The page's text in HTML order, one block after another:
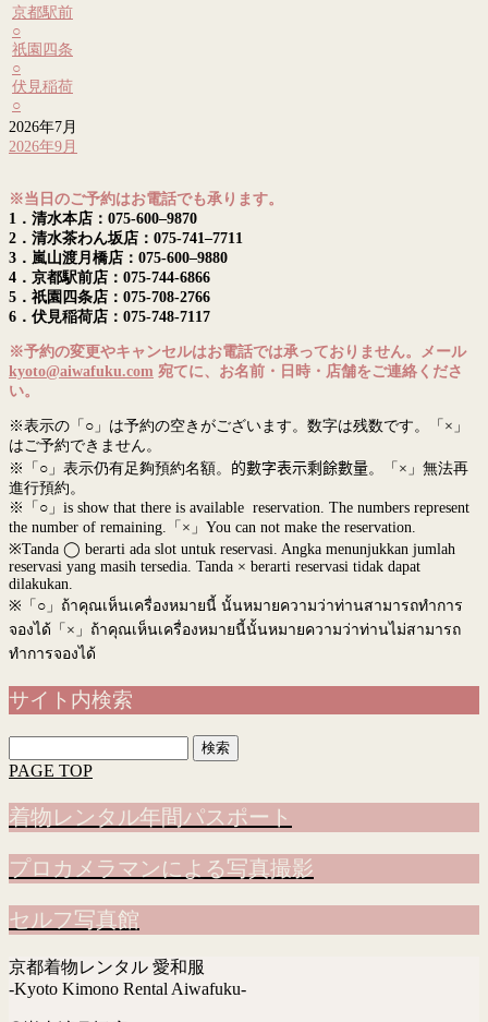
京都駅前
○
祇園四条
○
伏見稲荷
○
2026年7月
2026年9月
※当日のご予約はお電話でも承ります。
1．清水本店：075-600–9870
2．清水茶わん坂店：075-741–7711
3．嵐山渡月橋店：075-600–9880
4．京都駅前店：075-744-6866
5．祇園四条店：075-708-2766
6．伏見稲荷店：075-748-7117
※予約の変更やキャンセルはお電話では承っておりません。メール
kyoto@aiwafuku.com 宛てに、お名前・日時・店舗をご連絡くださ
い。
※表示の「○」は予約の空きがございます。数字は残数です。「×」
はご予約できません。
※「○」表示仍有足夠預約名額。 的數字表示剩餘數量。「×」無法再
進行預約。
※「○」is show that there is available reservation. The numbers represent
the number of remaining.「×」You can not make the reservation.
※Tanda ◯ berarti ada slot untuk reservasi. Angka menunjukkan jumlah
reservasi yang masih tersedia. Tanda × berarti reservasi tidak dapat
dilakukan.
※ 「○」ถ้าคุณเห็นเครื่องหมายนี้ นั้นหมายความว่าท่านสามารถทำการ
จองได้「×」ถ้าคุณเห็นเครื่องหมายนี้นั้นหมายความว่าท่านไม่สามารถ
ทำการจองได้
サイト内検索
索:
PAGE TOP
着物レンタル年間パスポート
プロカメラマンによる写真撮影
セルフ写真館
京都着物レンタル 愛和服
-Kyoto Kimono Rental Aiwafuku-